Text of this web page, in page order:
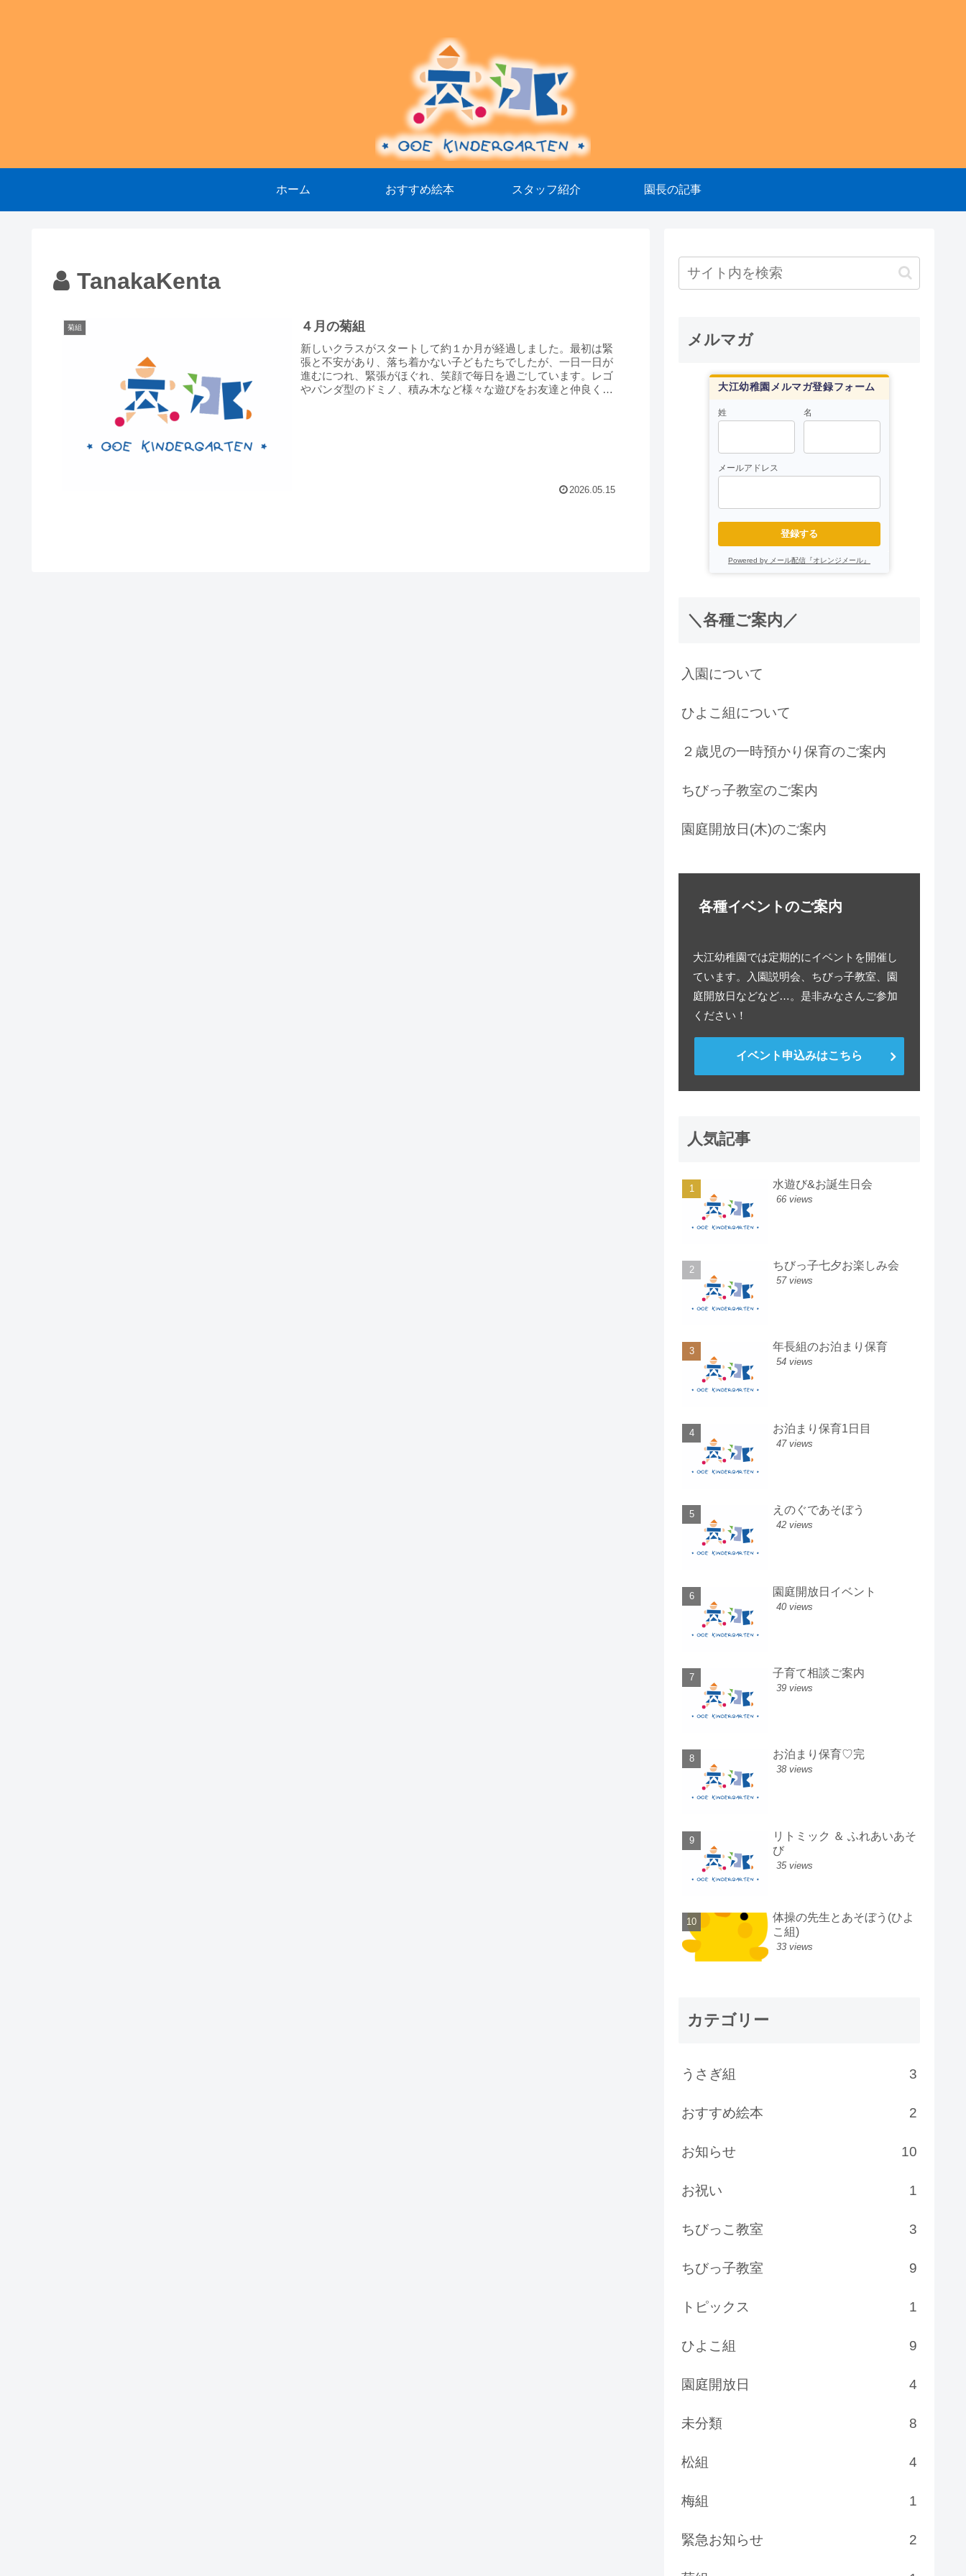
ホーム おすすめ絵本 スタッフ紹介 園長の記事
TanakaKenta
菊組 ４月の菊組
新しいクラスがスタートして約１か月が経過しました。最初は緊
張と不安があり、落ち着かない子どもたちでしたが、一日一日が
進むにつれ、緊張がほぐれ、笑顔で毎日を過ごしています。レゴ
やパンダ型のドミノ、積み木など様々な遊びをお友達と仲良く一
2026.05.15
メルマガ
大江幼稚園メルマガ登録フォーム
姓 名
メールアドレス
登録する
Powered by メール配信『オレンジメール』
＼各種ご案内／
入園について
ひよこ組について
２歳児の一時預かり保育のご案内
ちびっ子教室のご案内
園庭開放日(木)のご案内
各種イベントのご案内
大江幼稚園では定期的にイベントを開催し
ています。入園説明会、ちびっ子教室、園
庭開放日などなど…。是非みなさんご参加
ください！
イベント申込みはこちら
人気記事
水遊び&お誕生日会
66 views
ちびっ子七夕お楽しみ会
57 views
年長組のお泊まり保育
54 views
お泊まり保育1日目
47 views
えのぐであそぼう
42 views
園庭開放日イベント
40 views
子育て相談ご案内
39 views
お泊まり保育♡完
38 views
リトミック ＆ ふれあいあそ
び
35 views
体操の先生とあそぼう(ひよ
こ組)
33 views
カテゴリー
うさぎ組 3
おすすめ絵本 2
お知らせ 10
お祝い 1
ちびっこ教室 3
ちびっ子教室 9
トピックス 1
ひよこ組 9
園庭開放日 4
未分類 8
松組 4
梅組 1
緊急お知らせ 2